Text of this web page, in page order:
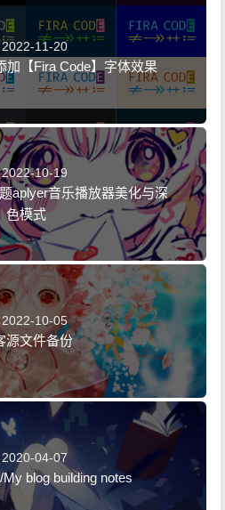
2022-11-20
加【Fira Code】字体效果
10-19
aplyer音乐播放器美化与深
色模式
2022-10-05
源文件备份
2020-04-07
blog building notes